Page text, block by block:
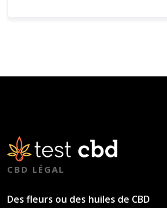
CBD LÉGAL
Des fleurs ou des huiles de CBD